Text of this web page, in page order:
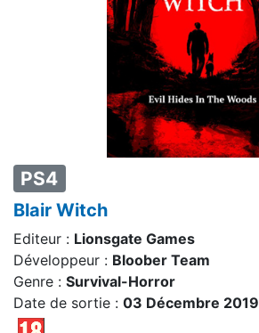
PS4
Blair Witch
Editeur : Lionsgate Games
Développeur : Bloober Team
Genre : Survival-Horror
Date de sortie : 03 Décembre 2019